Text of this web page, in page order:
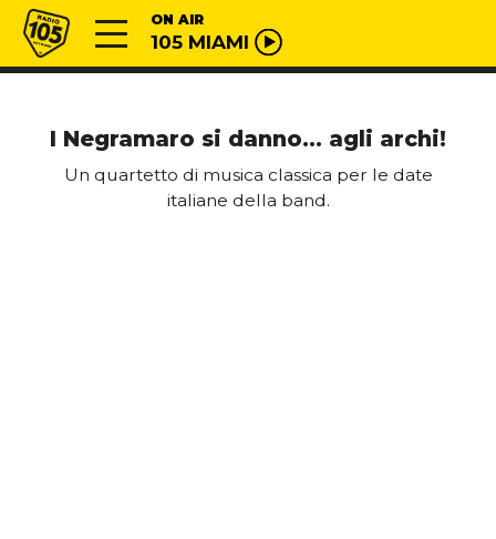
Vai al contenuto
Radio 105 ON AIR
105 MIAMI
I Negramaro si danno… agli archi!
Un quartetto di musica classica per le date
italiane della band.